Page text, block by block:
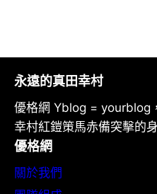
永遠的真田幸村
優格網 Yblog = yourblog
幸村紅鎧策馬赤備突擊的
優格網
關於我們